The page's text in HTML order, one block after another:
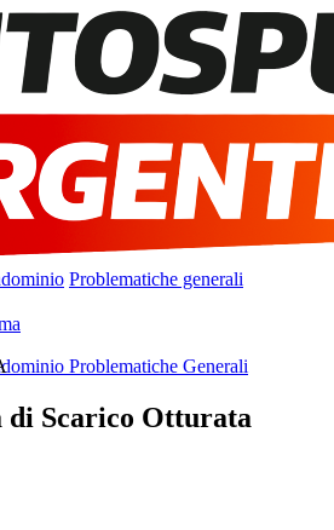
Problematiche generali
Problematiche Generali
di Scarico Otturata